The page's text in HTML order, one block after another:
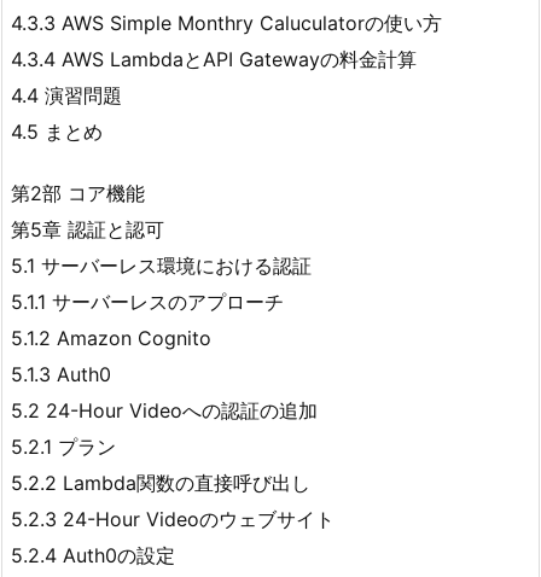
4.3.3 AWS Simple Monthry Caluculatorの使い方
4.3.4 AWS LambdaとAPI Gatewayの料金計算
4.4 演習問題
4.5 まとめ
第2部 コア機能
第5章 認証と認可
5.1 サーバーレス環境における認証
5.1.1 サーバーレスのアプローチ
5.1.2 Amazon Cognito
5.1.3 Auth0
5.2 24-Hour Videoへの認証の追加
5.2.1 プラン
5.2.2 Lambda関数の直接呼び出し
5.2.3 24-Hour Videoのウェブサイト
5.2.4 Auth0の設定